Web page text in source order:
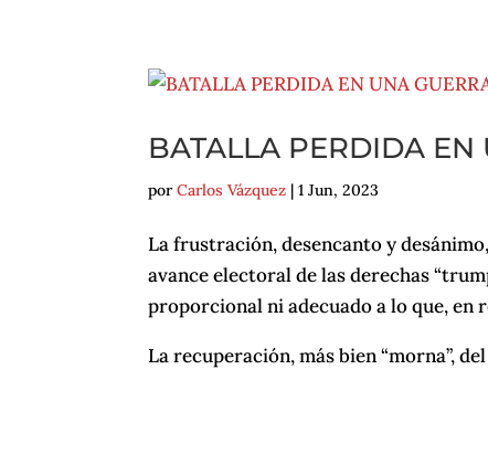
BATALLA PERDIDA
porCarlos Vázquez |1 Jun, 2023
La frustración, desencanto y
avance electoral de las derechas
proporcional ni adecuado a lo que, en
La recuperación, más bien “morna”,